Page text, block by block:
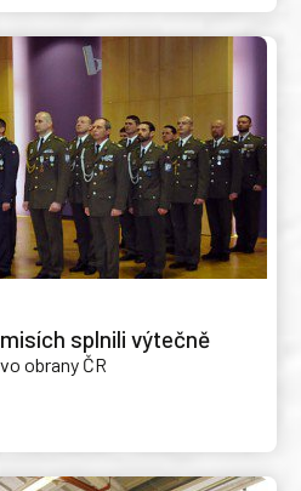
splnili výtečně
obrany ČR